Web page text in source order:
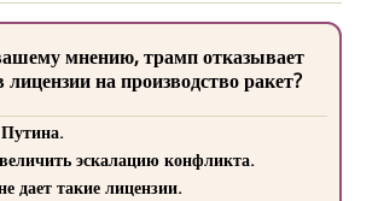
мнению, трамп отказывает
на производство ракет?
эскалацию конфликта.
дает такие лицензии.